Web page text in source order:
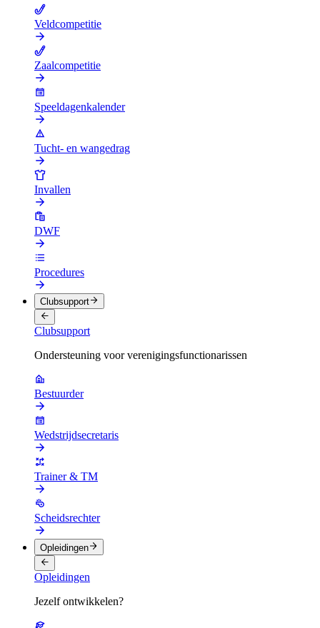
Veldcompetitie
Zaalcompetitie
Speeldagenkalender
Tucht- en wangedrag
Invallen
DWF
Procedures
Clubsupport
Clubsupport
Ondersteuning voor verenigingsfunctionarissen
Bestuurder
Wedstrijdsecretaris
Trainer & TM
Scheidsrechter
Opleidingen
Opleidingen
Jezelf ontwikkelen?